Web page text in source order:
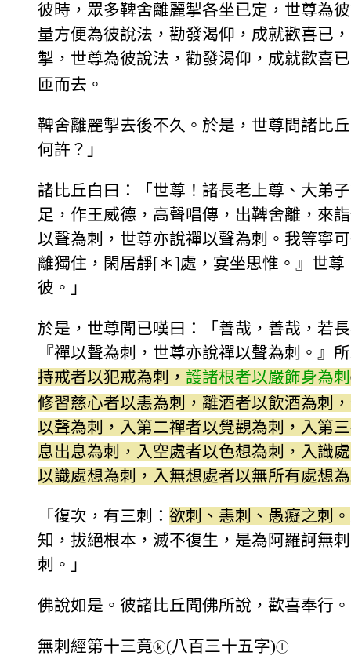
彼時，眾多鞞舍離麗掣各坐已定，世尊為
量方便為彼說法，勸發渴仰，成就歡喜已
掣，世尊為彼說法，勸發渴仰，成就歡喜
匝而去。
鞞舍離麗掣去後不久。於是，世尊問諸比
何許？」
諸比丘白曰：「世尊！諸長老上尊、大弟
足，作王威德，高聲唱傳，出鞞舍離，來
以聲為刺，世尊亦說禪以聲為刺。我等寧
離獨住，閑居靜[＊]處，宴坐思惟。』世
彼。」
於是，世尊聞已嘆曰：「善哉，善哉，若
『禪以聲為刺，世尊亦說禪以聲為刺。』
持戒者以犯戒為刺， 護諸根者以嚴飾身為刺
修習慈心者以恚為刺，離酒者以飲酒為刺
以聲為刺，入第二禪者以覺觀為刺，入第
息出息為刺，入空處者以色想為刺，入識
以識處想為刺，入無想處者以無所有處想
「復次，有三刺： 欲刺、恚刺、愚癡之刺。
知，拔絕根本，滅不復生，是為阿羅訶無
刺。」
佛說如是。彼諸比丘聞佛所說，歡喜奉行。
無刺經第十三竟ⓚ(八百三十五字)ⓛ